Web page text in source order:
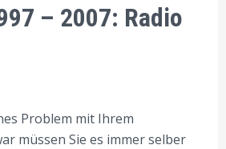
– 2007: Radio
Problem mit Ihrem
müssen Sie es immer selber